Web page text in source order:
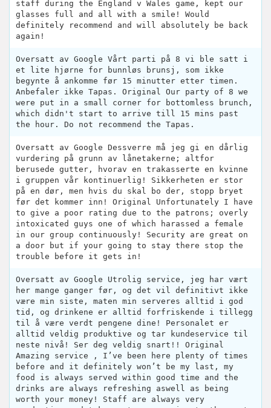
staff during the England v Wales game, kept our
glasses full and all with a smile! Would
definitely recommend and will absolutely be back
again!
Oversatt av Google Vårt parti på 8 vi ble satt i
et lite hjørne for bunnløs brunsj, som ikke
begynte å ankomme før 15 minutter etter timen.
Anbefaler ikke Tapas. Original Our party of 8 we
were put in a small corner for bottomless brunch,
which didn't start to arrive till 15 mins past
the hour. Do not recommend the Tapas.
Oversatt av Google Dessverre må jeg gi en dårlig
vurdering på grunn av lånetakerne; altfor
berusede gutter, hvorav en trakasserte en kvinne
i gruppen vår kontinuerlig! Sikkerheten er stor
på en dør, men hvis du skal bo der, stopp bryet
før det kommer inn! Original Unfortunately I have
to give a poor rating due to the patrons; overly
intoxicated guys one of which harassed a female
in our group continuously! Security are great on
a door but if your going to stay there stop the
trouble before it gets in!
Oversatt av Google Utrolig service, jeg har vært
her mange ganger før, og det vil definitivt ikke
være min siste, maten min serveres alltid i god
tid, og drinkene er alltid forfriskende i tillegg
til å være verdt pengene dine! Personalet er
alltid veldig produktive og tar kundeservice til
neste nivå! Ser deg veldig snart!! Original
Amazing service , I’ve been here plenty of times
before and it definitely won’t be my last, my
food is always served within good time and the
drinks are always refreshing aswell as being
worth your money! Staff are always very